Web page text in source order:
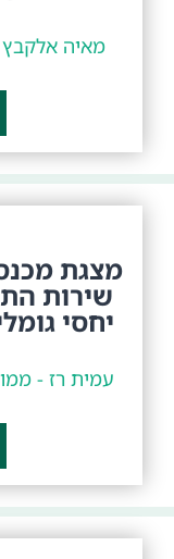
מאיה אלקבץ
שירות
יחסי
עמית רז -